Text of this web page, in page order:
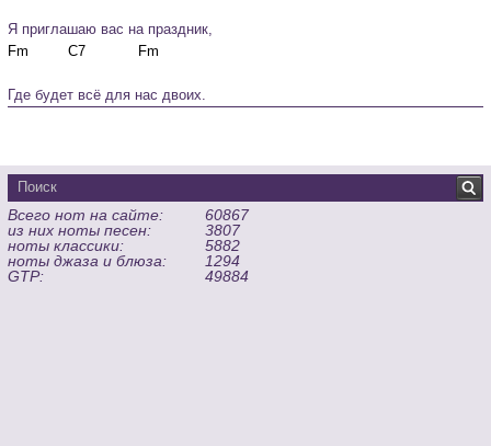
Я приглашаю вас на праздник,
Где будет всё для нас двоих.
Всего нот на сайте:
60867
из них ноты песен:
3807
ноты классики:
5882
ноты джаза и блюза:
1294
GTP:
49884